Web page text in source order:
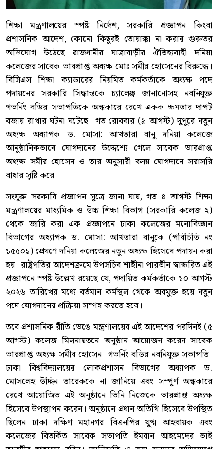
শিক্ষা মন্ত্রণালয়ের স্পষ্ট নির্দেশ, সরকারি প্রজ্ঞাপন কিংবা
প্রশাসনিক আদেশ, কোনো কিছুরই তোয়াক্কা না করার গুরুতর
অভিযোগ উঠেছে রাজধানীর যাত্রাবাড়ীর ঐতিহ্যবাহী দনিয়া
কলেজের সাবেক ভারপ্রাপ্ত অধ্যক্ষ মোঃ সমীর হোসেনের বিরুদ্ধে।
বিসিএস শিক্ষা ক্যাডারের নিয়মিত কর্মকর্তাকে অধ্যক্ষ পদে
পদায়নের সরকারি সিদ্ধান্তকে চ্যালেঞ্জ জানানোসহ নবনিযুক্ত
গভর্নিং বডির সভাপতিকে অন্ধকারে রেখে একক ক্ষমতার দাপট
বজায় রাখার ঘটনা ঘটেছে। গত রোববার (৯ আগস্ট) দুপুরে নতুন
অধ্যক্ষ অধ্যাপক ড. মোসা: আখতারা বানু দনিয়া কলেজে
আনুষ্ঠানিকভাবে যোগদানের উদ্দেশ্যে গেলে সাবেক ভারপ্রাপ্ত
অধ্যক্ষ সমীর হোসেন ও তার অনুসারী বলয় যোগদানে সরাসরি
বাধার সৃষ্টি করে।
সংযুক্ত সরকারি প্রজ্ঞাপন সূত্রে জানা যায়, গত ৪ আগস্ট শিক্ষা
মন্ত্রণালয়ের মাধ্যমিক ও উচ্চ শিক্ষা বিভাগ (সরকারি কলেজ-২)
থেকে জারি করা এক প্রজ্ঞাপনে ঢাকা কলেজের মনোবিজ্ঞান
বিভাগের অধ্যাপক ড. মোসা: আখতারা বানুকে (পরিচিতি নং
১৫৫০১) প্রেষণে দনিয়া কলেজের নতুন অধ্যক্ষ হিসেবে পদায়ন করা
হয়। রাষ্ট্রপতির আদেশক্রমে উপসচিব শাহীনা পারভীন স্বাক্ষরিত এই
প্রজ্ঞাপনে স্পষ্ট উল্লেখ রয়েছে যে, পদায়িত কর্মকর্তাকে ১০ আগস্ট
২০২৬ তারিখের মধ্যে বর্তমান কর্মস্থল থেকে অবমুক্ত হয়ে নতুন
পদে যোগদানের প্রক্রিয়া সম্পন্ন করতে হবে।
তবে প্রশাসনিক রীতি ভেঙে মন্ত্রণালয়ের এই আদেশের পরদিনই (৫
আগস্ট) কলেজ মিলনায়তনে অনুষ্ঠান আয়োজন করেন সাবেক
ভারপ্রাপ্ত অধ্যক্ষ সমীর হোসেন। গভর্নিং বডির নবনিযুক্ত সভাপতি-
ঢাকা বিশ্ববিদ্যালয়ের লোকপ্রশাসন বিভাগের অধ্যাপক ড.
মোসলেহ উদ্দিন তারেককে না জানিয়ে এবং সম্পূর্ণ অন্ধকারে
রেখে আয়োজিত এই অনুষ্ঠানে তিনি নিজেকে ভারপ্রাপ্ত অধ্যক্ষ
হিসেবে উপস্থাপন করেন। অনুষ্ঠানে প্রধান অতিথি হিসেবে উপস্থিত
ছিলেন ঢাকা দক্ষিণ মহানগর বিএনপির যুগ্ম আহবায়ক এবং
কলেজের বিতর্কিত সাবেক সভাপতি ইমরান আহমেদের ভাই